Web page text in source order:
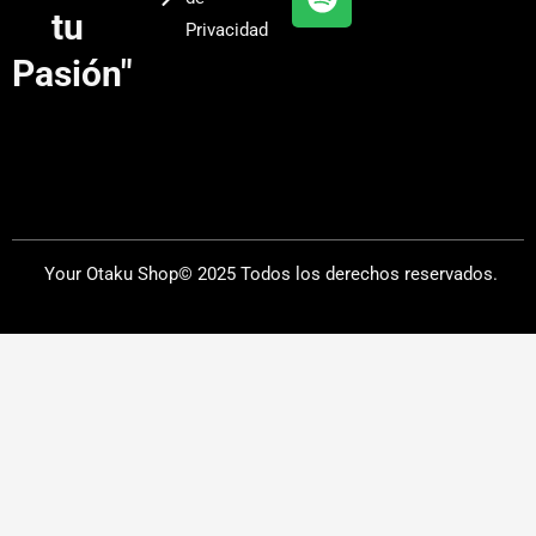
tu
Pasión"
Privacidad
a
Your Otaku Shop© 2025 Todos los derechos reservados.